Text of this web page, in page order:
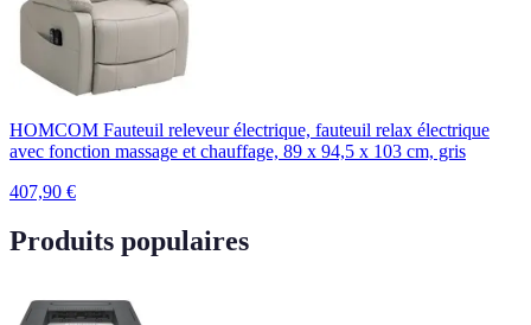
HOMCOM Fauteuil releveur électrique, fauteuil relax électrique
avec fonction massage et chauffage, 89 x 94,5 x 103 cm, gris
407,90 €
Produits populaires